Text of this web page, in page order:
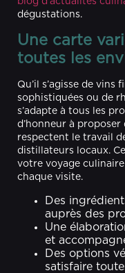
dégustations.
Une carte
toutes les
Qu’il s’agisse de vins
sophistiquées ou de
s’adapte à tous les
d’honneur à
respectent le travail
distillateurs locaux.
votre voyage
chaque visite.
Des
auprès des
Une
et
Des options
satisfaire